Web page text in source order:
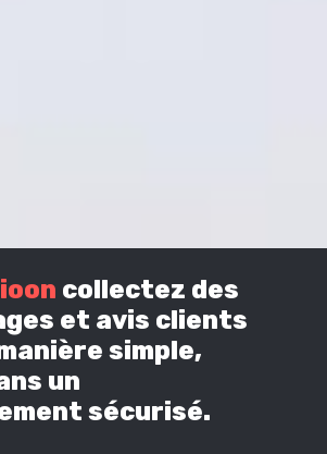
collectez des
et avis clients
simple,
un
sécurisé.